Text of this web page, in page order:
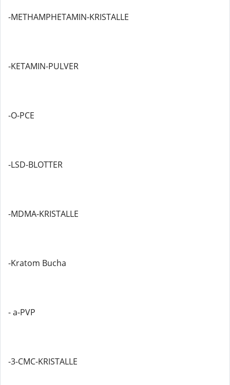
-METHAMPHETAMIN-KRISTALLE
-KETAMIN-PULVER
-O-PCE
-LSD-BLOTTER
-MDMA-KRISTALLE
-Kratom Bucha
- a-PVP
-3-CMC-KRISTALLE